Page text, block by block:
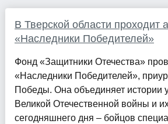
В Тверской области проходит
«Наследники Победителей»
Фонд «Защитники Отечества»
«Наследники Победителей»,
Победы. Она объединяет истории
Великой Отечественной войны и
сегодняшнего дня – бойцов